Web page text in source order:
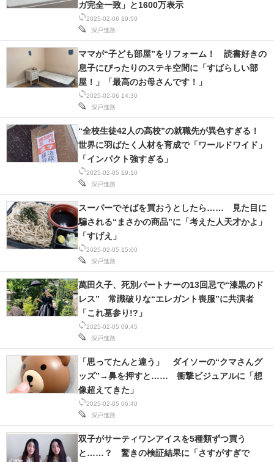
2025-02-06 19:50
深戸進路
ガ完全一致」と1600万表示
2025-02-06 14:30
深戸進路
ママが“子ども部屋”をリフォーム！ 読書好きの
息子にぴったりのステキ空間に「すばらしい部
屋！」「最高のお母さんです！」
2025-02-05 19:10
深戸進路
“全校生徒42人の高校”の就職先が異色すぎる！
世界に羽ばたく人材を育成で「ワールドワイド」
「インパクト強すぎる」
2025-02-05 15:00
深戸進路
スーパーでそばを買おうとしたら…… 見た目に
騙される“まさかの商品”に「考えた人天才かよ」
「すげえ」
2025-02-05 09:45
深戸進路
萬田久子、死別パートナーの13回忌で“漆黒のド
レス” 常識破りな“エレガント喪服”に共演者
「これ墓参り!?」
2025-02-05 06:40
深戸進路
「思ってたんと違う」 ダイソーの“クマさんグ
ッズ”→鼻を押すと…… 衝撃ビジュアルに「想
像超えてきた」
双子がサーティワンアイスを5種類ずつ買う
と……？ 驚きの検証結果に「さすがすぎで